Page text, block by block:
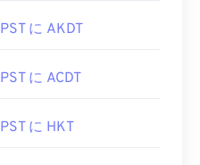
PST に AKDT
PST に ACDT
PST に HKT